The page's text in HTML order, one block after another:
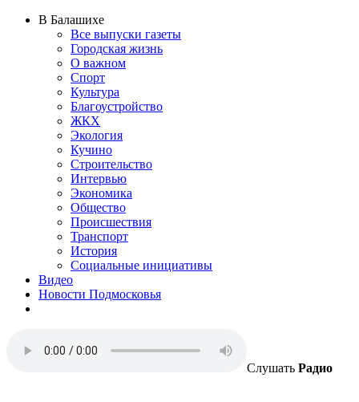
В Балашихе
Все выпуски газеты
Городская жизнь
О важном
Спорт
Культура
Благоустройство
ЖКХ
Экология
Кучино
Строительство
Интервью
Экономика
Общество
Происшествия
Транспорт
История
Социальные инициативы
Видео
Новости Подмосковья
Слушать Радио